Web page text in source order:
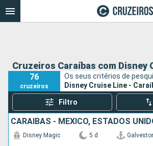
Cruzeiros Caraíbas com Disney
76
cruzeiros
Os seus critérios de
Disney Cruise Line -
Filtro
CARAIBAS - MEXICO, ESTADOS
Disney Magic 5 d